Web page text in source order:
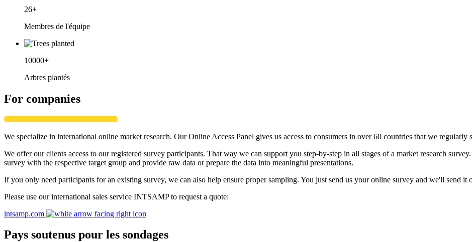
26+
Membres de l'équipe
10000+
Arbres plantés
For companies
We specialize in international online market research. Our Online Access Panel gives us access to consumers in over 60 countries that we
We offer our clients access to our registered survey participants. That way we can support you step-by-step in all stages of a market research
survey with the respective target group and provide raw data or prepare the data into meaningful presentations.
If you only need participants for an existing survey, we can also help ensure proper sampling. You just send us your online survey and we'll send it
Please use our international sales service INTSAMP to request a quote:
intsamp.com
Pays soutenus pour les sondages